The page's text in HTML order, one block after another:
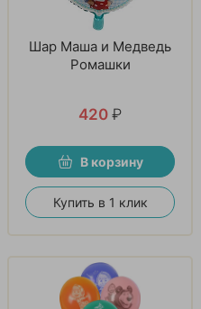
Шар Маша и Медведь
Ромашки
420 ₽
В корзину
Купить в 1 клик